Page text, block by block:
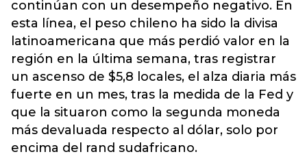
continúan con un desempeño negativo. En
esta línea, el peso chileno ha sido la divisa
latinoamericana que más perdió valor en la
región en la última semana, tras registrar
un ascenso de $5,8 locales, el alza diaria más
fuerte en un mes, tras la medida de la Fed y
que la situaron como la segunda moneda
más devaluada respecto al dólar, solo por
encima del rand sudafricano.